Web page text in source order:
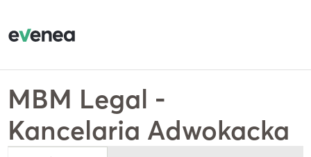
MBM Legal -
Kancelaria Adwokacka